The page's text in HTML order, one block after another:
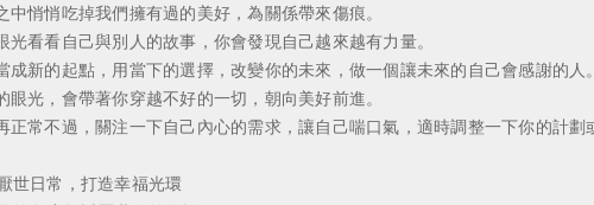
悄吃掉我們擁有過的美好，為關係帶來傷痕。
看自己與別人的故事，你會發現自己越來越有力量。
的起點，用當下的選擇，改變你的未來，做一個讓未來的自己會感謝的人。
，會帶著你穿越不好的一切，朝向美好前進。
不過，關注一下自己內心的需求，讓自己喘口氣，適時調整一下你的計劃
日常，打造幸福光環